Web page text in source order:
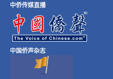
中侨传媒直播
中国侨声杂志